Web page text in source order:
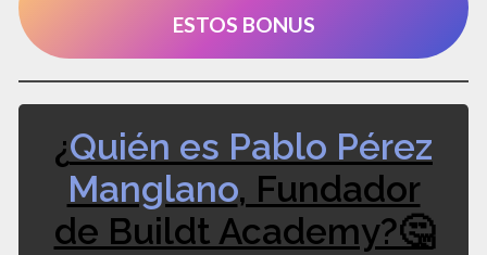
ESTOS BONUS
¿Quién es Pablo Pérez
Manglano, Fundador
de Buildt Academy?​🤔​